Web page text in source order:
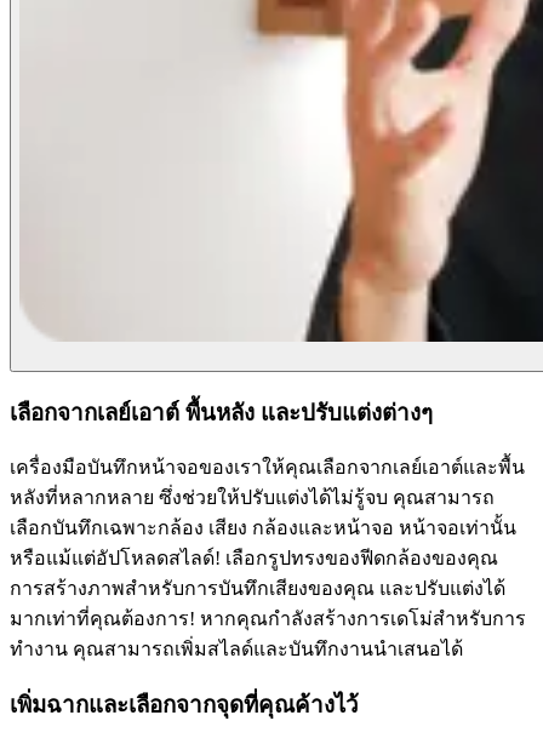
เลือกจากเลย์เอาต์ พื้นหลัง และปรับแต่งต่างๆ
เครื่องมือบันทึกหน้าจอของเราให้คุณเลือกจากเลย์เอาต์และพื้น
หลังที่หลากหลาย ซึ่งช่วยให้ปรับแต่งได้ไม่รู้จบ คุณสามารถ
เลือกบันทึกเฉพาะกล้อง เสียง กล้องและหน้าจอ หน้าจอเท่านั้น
หรือแม้แต่อัปโหลดสไลด์! เลือกรูปทรงของฟีดกล้องของคุณ
การสร้างภาพสำหรับการบันทึกเสียงของคุณ และปรับแต่งได้
มากเท่าที่คุณต้องการ! หากคุณกำลังสร้างการเดโม่สำหรับการ
ทำงาน คุณสามารถเพิ่มสไลด์และบันทึกงานนำเสนอได้
เพิ่มฉากและเลือกจากจุดที่คุณค้างไว้